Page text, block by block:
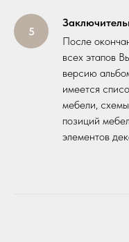
После
всех этапов
версию
имеется
мебели,
позиций
элементов